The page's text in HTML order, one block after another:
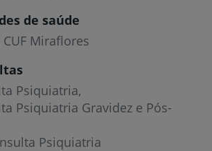
de saúde
Miraflores
Psiquiatria
Psiquiatria Gravidez e Pós-
Psiquiatria